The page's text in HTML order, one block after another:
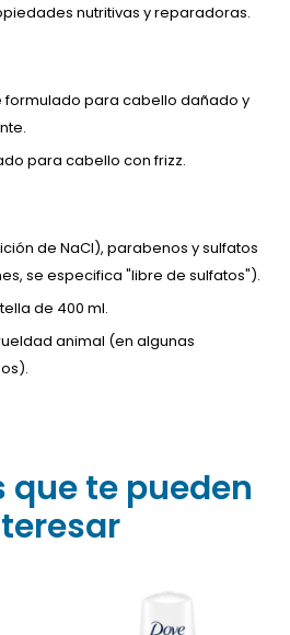
nutritivas y reparadoras.
formulado para cabello dañado y
para cabello con frizz.
de NaCl), parabenos y sulfatos
se especifica "libre de sulfatos").
de 400 ml.
animal (en algunas
que te pueden